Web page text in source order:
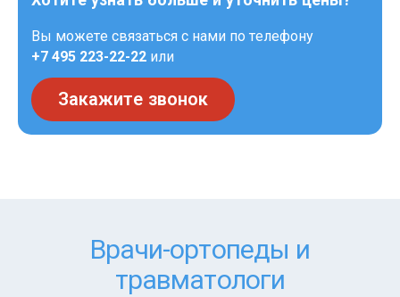
Вы можете связаться с нами по телефону
+7 495 223-22-22 или
Закажите звонок
Врачи-ортопеды и
травматологи